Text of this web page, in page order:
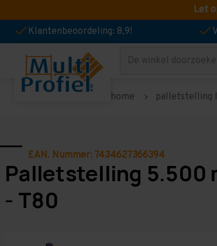
Let
Klantenbeoordeling: 8,9!
Zoeken
home palletstelling
EAN. Nummer: 7434627366394
Palletstelling 5.500
- T80